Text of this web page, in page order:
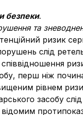
безпеки.
та
ризик
слід
співвідношення
перш ніж
рівнем
засобу